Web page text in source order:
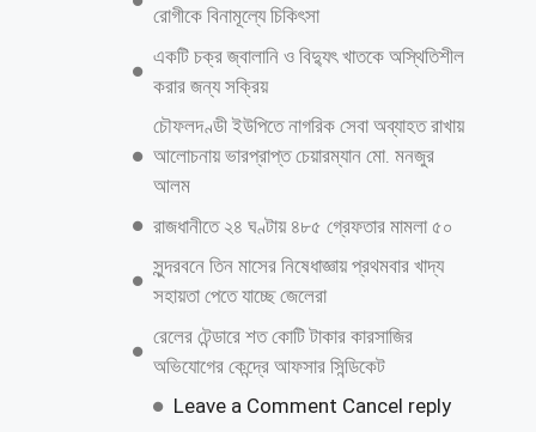
রোগীকে বিনামূল্যে চিকিৎসা
একটি চক্র জ্বালানি ও বিদ্যুৎ খাতকে অস্থিতিশীল
করার জন্য সক্রিয়
চৌফলদণ্ডী ইউপিতে নাগরিক সেবা অব্যাহত রাখায়
আলোচনায় ভারপ্রাপ্ত চেয়ারম্যান মো. মনজুর
আলম
রাজধানীতে ২৪ ঘণ্টায় ৪৮৫ গ্রেফতার মামলা ৫০
সুন্দরবনে তিন মাসের নিষেধাজ্ঞায় প্রথমবার খাদ্য
সহায়তা পেতে যাচ্ছে জেলেরা
রেলের টেন্ডারে শত কোটি টাকার কারসাজির
অভিযোগের কেন্দ্রে আফসার সিন্ডিকেট
Leave a Comment Cancel reply